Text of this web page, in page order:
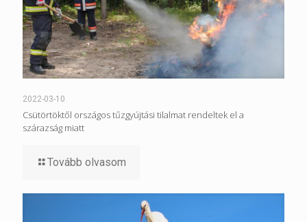
2022-03-10
Csütörtöktől országos tűzgyújtási tilalmat rendeltek el a
szárazság miatt
Tovább olvasom